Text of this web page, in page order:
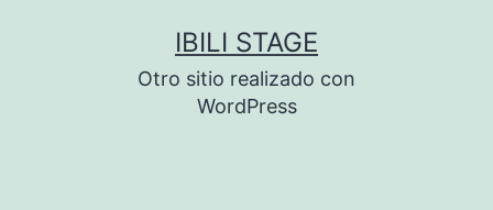
IBILI STAGE
Otro sitio realizado con
WordPress